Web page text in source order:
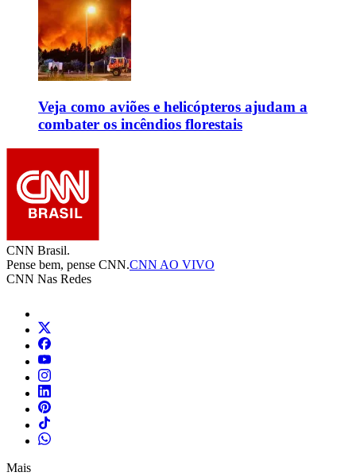
Veja como aviões e helicópteros ajudam a
combater os incêndios florestais
CNN Brasil.
Pense bem, pense CNN.CNN AO VIVO
CNN Nas Redes
Mais